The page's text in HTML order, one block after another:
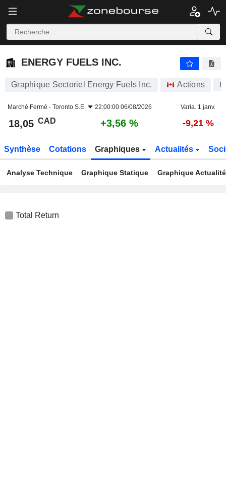
ENERGY FUELS INC.
ENERGY FUELS INC.
Graphique Sectoriel Energy Fuels Inc. Actions
Marché Fermé - Toronto S.E. 22:00:00 06/08/2026 Varia. 1 janv.
18,05 CAD +3,56 % -9,21 %
Synthèse Cotations Graphiques Actualités
Analyse Technique Graphique Statique Graphique
Total Return